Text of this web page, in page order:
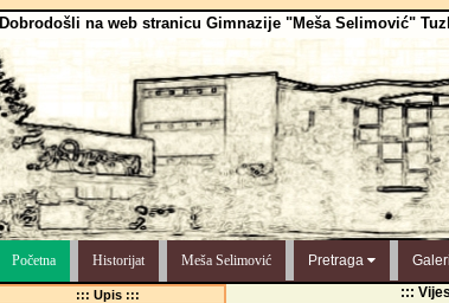
Dobrodošli na web stranicu Gimnazije "Meša Selimović"
Početna Historijat Meša Selimović Pretraga
::: Upis :::
:::